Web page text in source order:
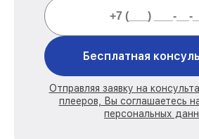
Бесплатная
Отправляя заявку на
плееров, Вы соглашаетесь
персональных